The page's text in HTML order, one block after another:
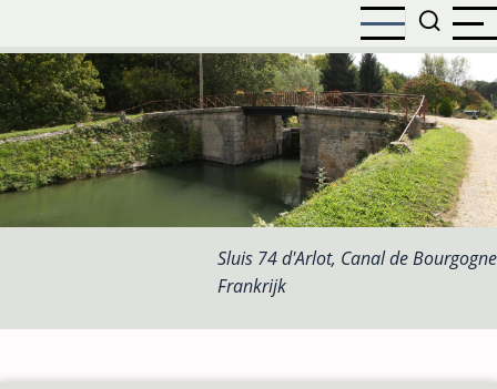
naar
de
inhoud
gaan
Sluis 74 d'Arlot, Canal de
Frankrijk